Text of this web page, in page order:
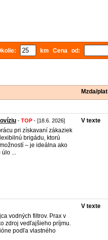
km Cena od:
Mzda/plat
- TOP - [18.6. 2026]
pri získavaní zákaziek
brigádu, ktorú
– je ideálna ako
úlo ...
V texte
vodných filtrov. Prax v
zdroj vedľajšieho príjmu.
podľa vlastného
V texte